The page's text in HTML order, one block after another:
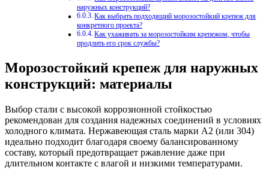
наружных конструкций?
Как выбрать подходящий морозостойкий крепеж для
конкретного проекта?
Как ухаживать за морозостойким крепежом, чтобы
продлить его срок службы?
Морозостойкий крепеж для наружных
конструкций: материалы
Выбор стали с высокой коррозионной стойкостью
рекомендован для создания надежных соединений в условиях
холодного климата. Нержавеющая сталь марки A2 (или 304)
идеально подходит благодаря своему балансированному
составу, который предотвращает ржавление даже при
длительном контакте с влагой и низкими температурами.